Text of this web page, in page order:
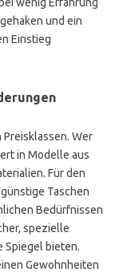
und ein
Einstieg
Wer
in Modelle aus
Für den
Taschen
Bedürfnissen
spezielle
Spiegel bieten.
Gewohnheiten